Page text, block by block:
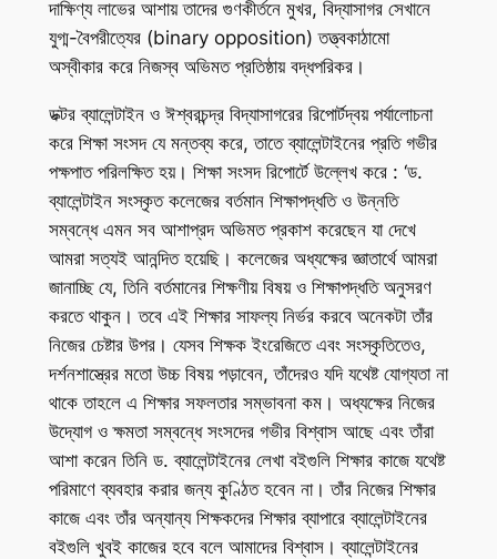
দাক্ষিণ্য লাভের আশায় তাদের গুণকীর্তনে মুখর, বিদ্যাসাগর সেখানে
যুগ্ম-বৈপরীত্যের (binary opposition) তত্ত্বকাঠামো
অস্বীকার করে নিজস্ব অভিমত প্রতিষ্ঠায় বদ্ধপরিকর।
ডক্টর ব্যালেন্টাইন ও ঈশ্বরচন্দ্র বিদ্যাসাগরের রিপোর্টদ্বয় পর্যালোচনা
করে শিক্ষা সংসদ যে মন্তব্য করে, তাতে ব্যালেন্টাইনের প্রতি গভীর
পক্ষপাত পরিলক্ষিত হয়। শিক্ষা সংসদ রিপোর্টে উল্লেখ করে : ‘ড.
ব্যালেন্টাইন সংস্কৃত কলেজের বর্তমান শিক্ষাপদ্ধতি ও উন্নতি
সম্বন্ধে এমন সব আশাপ্রদ অভিমত প্রকাশ করেছেন যা দেখে
আমরা সত্যই আনন্দিত হয়েছি। কলেজের অধ্যক্ষের জ্ঞাতার্থে আমরা
জানাচ্ছি যে, তিনি বর্তমানের শিক্ষণীয় বিষয় ও শিক্ষাপদ্ধতি অনুসরণ
করতে থাকুন। তবে এই শিক্ষার সাফল্য নির্ভর করবে অনেকটা তাঁর
নিজের চেষ্টার উপর। যেসব শিক্ষক ইংরেজিতে এবং সংস্কৃতিতেও,
দর্শনশাস্ত্রের মতো উচ্চ বিষয় পড়াবেন, তাঁদেরও যদি যথেষ্ট যোগ্যতা না
থাকে তাহলে এ শিক্ষার সফলতার সম্ভাবনা কম। অধ্যক্ষের নিজের
উদ্যোগ ও ক্ষমতা সম্বন্ধে সংসদের গভীর বিশ্বাস আছে এবং তাঁরা
আশা করেন তিনি ড. ব্যালেন্টাইনের লেখা বইগুলি শিক্ষার কাজে যথেষ্ট
পরিমাণে ব্যবহার করার জন্য কুণ্ঠিত হবেন না। তাঁর নিজের শিক্ষার
কাজে এবং তাঁর অন্যান্য শিক্ষকদের শিক্ষার ব্যাপারে ব্যালেন্টাইনের
বইগুলি খুবই কাজের হবে বলে আমাদের বিশ্বাস। ব্যালেন্টাইনের